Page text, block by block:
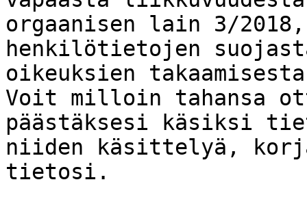
orgaanisen lain 3/
henkilötietojen
oikeuksien takaamisesta
Voit milloin tahansa
päästäksesi käsiksi
niiden käsittelyä,
tietosi.